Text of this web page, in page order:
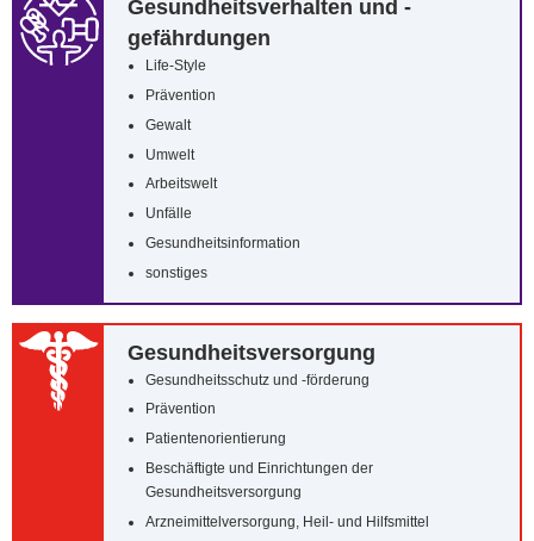
Gesundheitsverhalten und -
gefährdungen
Life-Style
Prävention
Gewalt
Umwelt
Arbeitswelt
Unfälle
Gesundheitsinformation
sonstiges
Gesundheitsversorgung
Gesundheitsschutz und -förderung
Prävention
Patientenorientierung
Beschäftigte und Einrichtungen der
Gesundheitsversorgung
Arzneimittelversorgung, Heil- und Hilfsmittel